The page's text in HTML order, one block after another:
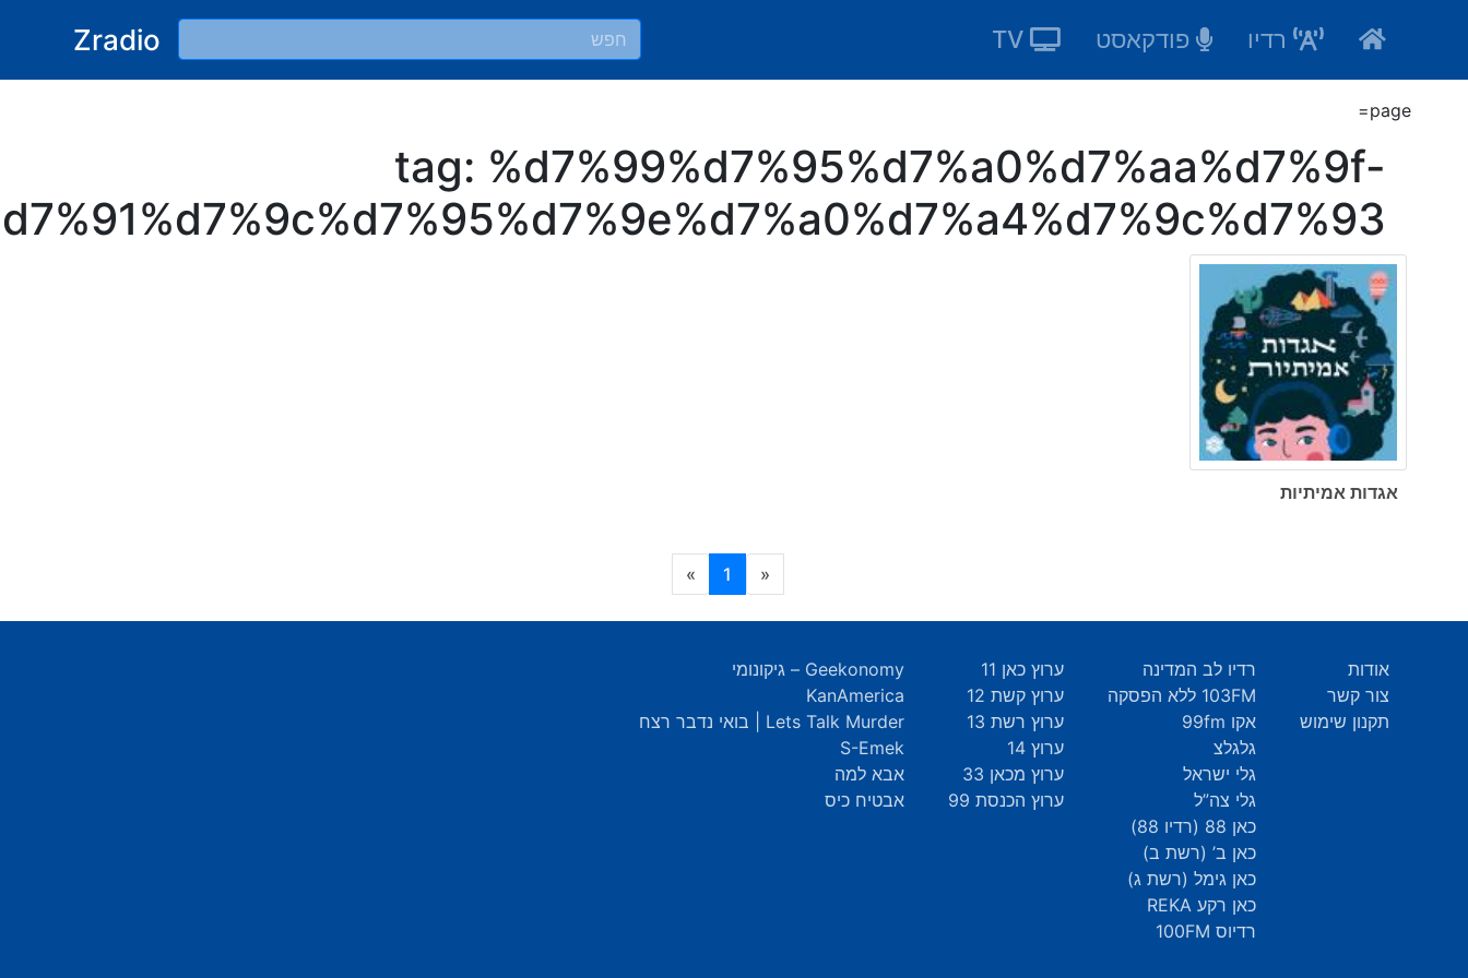
Zradio רדיו פודקאסט
page=
tag: %d7%99%d7%95%d7%a0%d7%aa%d7%9f-
אגדות אמיתיות
«
1
»
אודות
צור קשר
תקנון שימוש
רדיו לב המדינה
103FM ללא הפסקה
אקו 99fm
גלגלצ
גלי ישראל
גלי צה”ל
כאן 88 (רדיו 88)
כאן ב’ (רשת ב)
כאן גימל (רשת ג)
כאן רקע REKA
רדיוס 100FM
ערוץ כאן 11
ערוץ קשת 12
ערוץ רשת 13
ערוץ 14
ערוץ מכאן 33
ערוץ הכנסת 99
Geekonomy – גיקונומי
KanAmerica
Lets Talk Murder | בואי נדבר רצח
S-Emek
אבא למה
אבטיח כיס